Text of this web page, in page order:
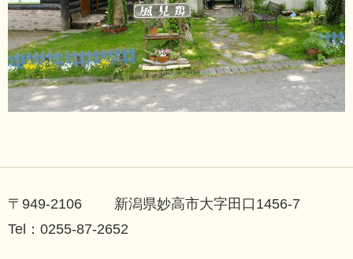
〒949-2106 新潟県妙高市大字田口1456-7
Tel：0255-87-2652